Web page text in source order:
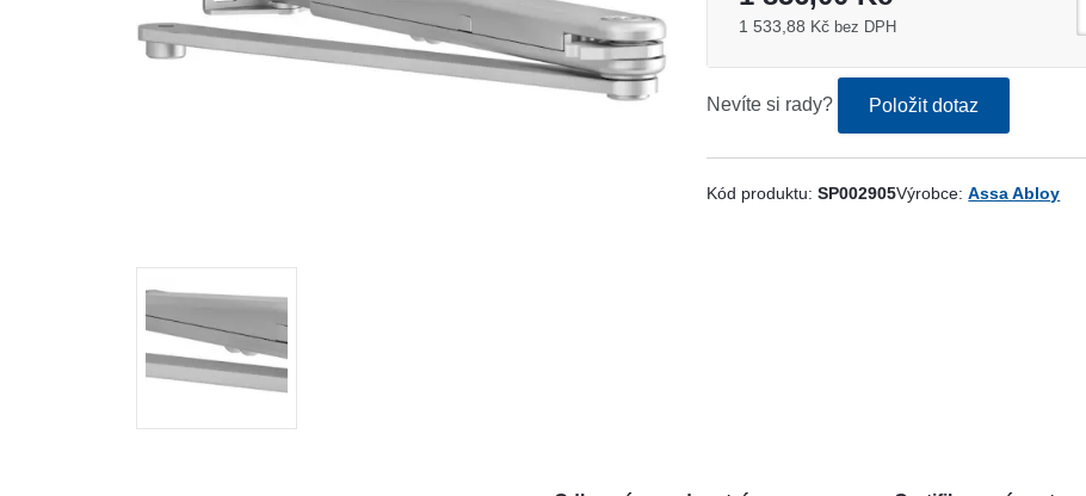
1 533,88 Kč bez DPH
Nevíte si rady? Položit dotaz
Kód produktu:SP002905Výrobce:Assa Abloy